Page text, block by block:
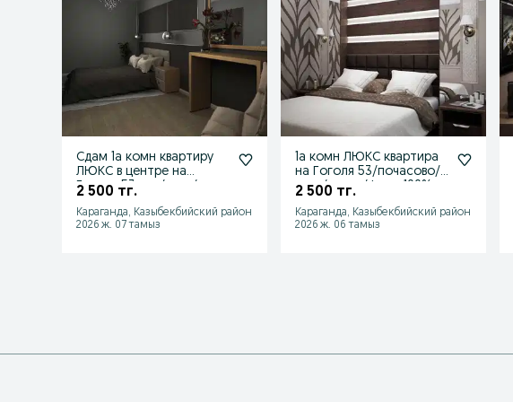
Сдам 1а комн квартиру
ЛЮКС в центре на
Гоголя 53 час/ночь/
2 500 тг.
Караганда, Казыбекбийский район
2026 ж. 07 тамыз
1а комн ЛЮКС квартира
на Гоголя 53/почасово/
ночь/сутки/фото 100%
2 500 тг.
Караганда, Казыбекбийский район
2026 ж. 06 тамыз